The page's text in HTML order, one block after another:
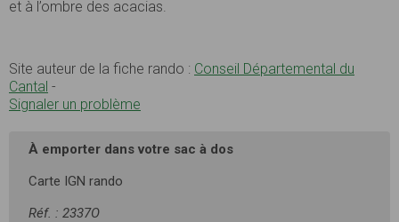
et à l’ombre des acacias.
Site auteur de la fiche rando : Conseil Départemental du
Cantal -
Signaler un problème
À emporter dans votre sac à dos
Carte IGN rando
Réf. : 2337O